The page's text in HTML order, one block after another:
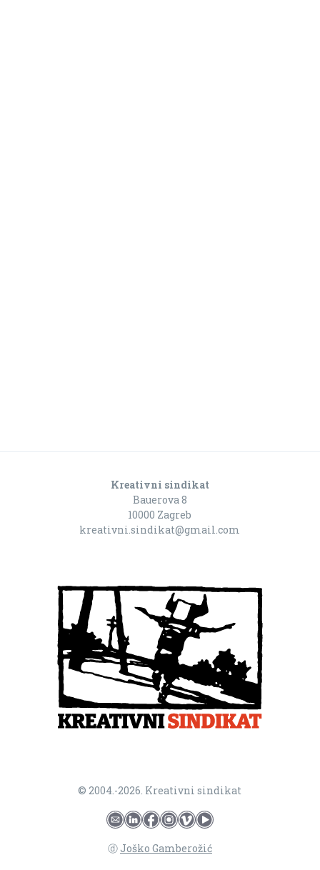
Kreativni sindikat
Bauerova 8
10000 Zagreb
kreativni.sindikat@gmail.com
© 2004.-2026. Kreativni sindikat
ⓓ Joško Gamberožić